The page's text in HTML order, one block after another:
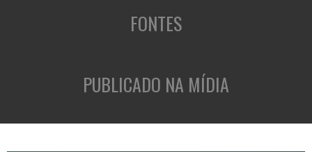
FONTES
PUBLICADO NA MÍDIA